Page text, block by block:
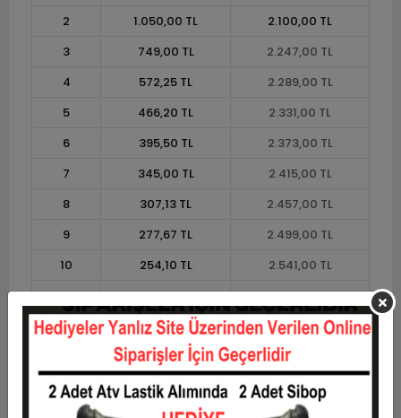
2
1.050,00 TL
2.100,00 TL
3
749,00 TL
2.247,00 TL
4
572,25 TL
2.289,00 TL
5
466,20 TL
2.331,00 TL
6
395,50 TL
2.373,00 TL
7
345,00 TL
2.415,00 TL
8
307,13 TL
2.457,00 TL
9
277,67 TL
2.499,00 TL
10
254,10 TL
2.541,00 TL
11
232,91 TL
2.562,00 TL
12
217,00 TL 2.604,00 TL
Taksit Taksit Tutarı
Toplam Tutar